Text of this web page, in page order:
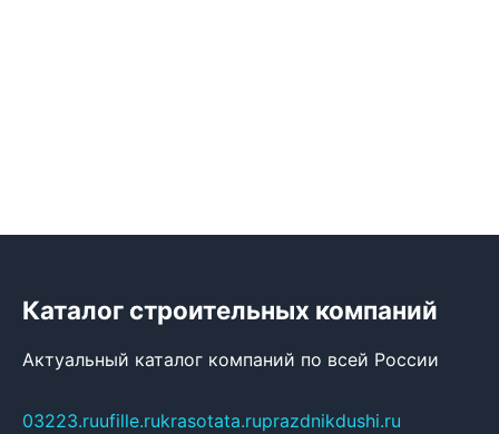
Каталог строительных компаний
Актуальный каталог компаний по всей России
03223.ruufille.rukrasotata.ruprazdnikdushi.ru